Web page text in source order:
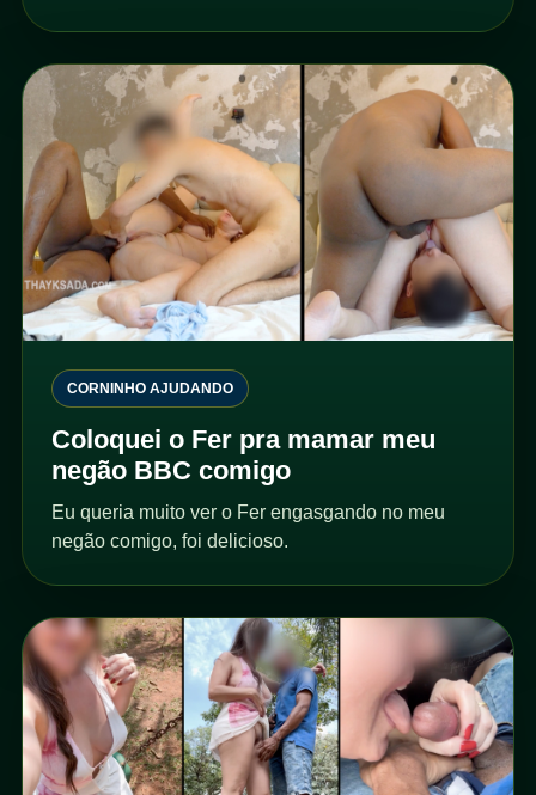
CORNINHO AJUDANDO
Coloquei o Fer pra mamar meu
negão BBC comigo
Eu queria muito ver o Fer engasgando no meu
negão comigo, foi delicioso.